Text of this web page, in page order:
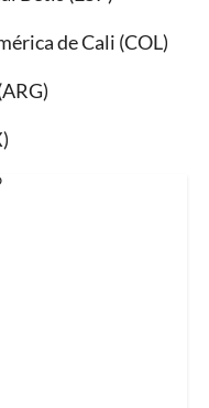
de Cali (COL)